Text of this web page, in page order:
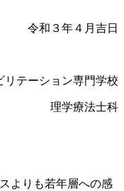
令和３年４月吉日
リテーション専門学校
理学療法士科
よりも若年層への感